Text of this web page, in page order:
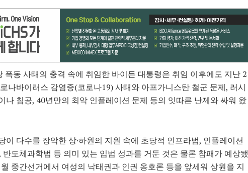
폭동 사태의 충격 속에 취임한 바이든 대통령은 취임 이후에도 지난 2
나바이러스 감염증(코로나19) 사태와 아프가니스탄 철군 문제, 러시
나 침공, 40년만의 최악 인플레이션 문제 등의 잇따른 난제와 싸워 왔
이 다수를 장악한 상·하원의 지원 속에 초당적 인프라법, 인플레이션
반도체과학법 등 의미 있는 입법 성과를 거둔 것은 물론 참패가 예상됐
중간선거에서 여성의 낙태권과 인권 옹호론 등을 앞세워 상원을 지